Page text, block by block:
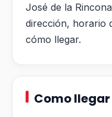
José de la
dirección, horario
cómo llegar.
Como llegar